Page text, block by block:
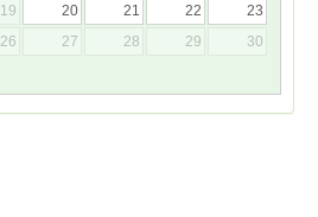
19 20 21 22
23
26 27 28 29
30